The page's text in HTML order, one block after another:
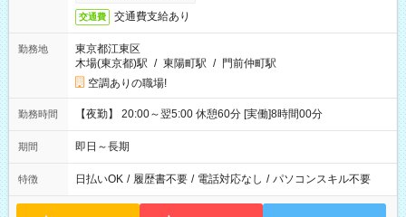
交通費 交通費支給あり
勤務地
東京都江東区
木場(東京都)駅 / 東陽町駅 / 門前仲町駅
空調ありの職場!
勤務時間 【夜勤】 20:00～翌5:00 休憩60分 [実働]8時間00分
期間 即日～長期
特徴 日払いOK / 履歴書不要 / 電話対応なし / パソコンスキル不要